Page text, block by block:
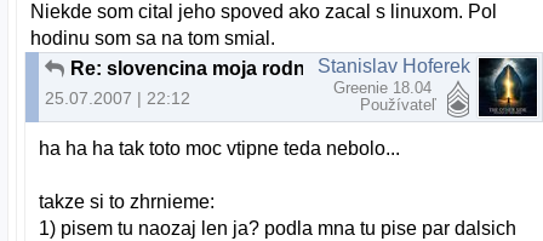
Niekde som cital jeho spoved ako zacal s linuxom. Pol
hodinu som sa na tom smial.
Re: slovencina moja rodna
25.07.2007 | 22:12
Stanislav Hoferek
Greenie 18.04
Používateľ
ha ha ha tak toto moc vtipne teda nebolo...
takze si to zhrnieme:
1) pisem tu naozaj len ja? podla mna tu pise par dalsich